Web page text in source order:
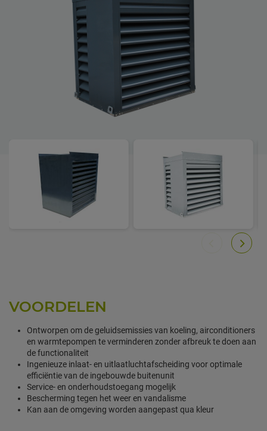
VOORDELEN
Ontworpen om de geluidsemissies van koeling, airconditioners
en warmtepompen te verminderen zonder afbreuk te doen aan
de functionaliteit
Ingenieuze inlaat- en uitlaatluchtafscheiding voor optimale
efficiëntie van de ingebouwde buitenunit
Service- en onderhoudstoegang mogelijk
Bescherming tegen het weer en vandalisme
Kan aan de omgeving worden aangepast qua kleur